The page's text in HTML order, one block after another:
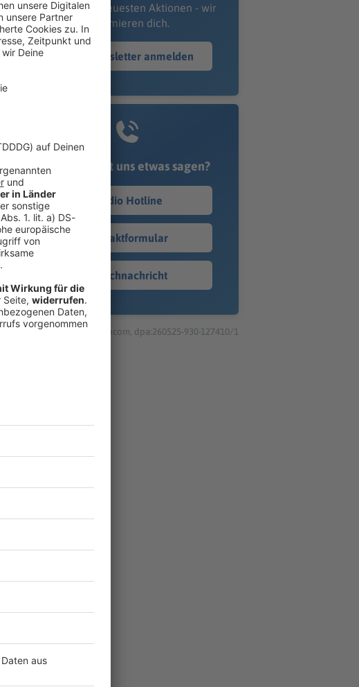
oder unsere neuesten Aktionen - wir
informieren dich.
Zum Newsletter anmelden
Du möchtest uns etwas sagen?
Studio Hotline
Kontaktformular
Sprachnachricht
© dpa-infocom, dpa:260525-930-127410/1